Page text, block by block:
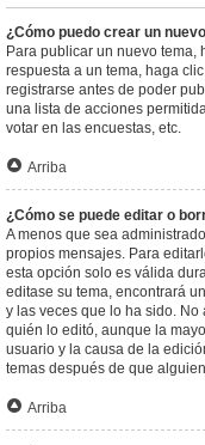
¿Cómo puedo crear un
Para publicar un nuevo tema,
respuesta a un tema, haga
registrarse antes de poder
una lista de acciones
votar en las encuestas, etc.
Arriba
¿Cómo se puede editar o
A menos que sea
propios mensajes. Para
esta opción solo es válida
editase su tema, encontrará
y las veces que lo ha sido.
quién lo editó, aunque la
usuario y la causa de la
temas después de que
Arriba